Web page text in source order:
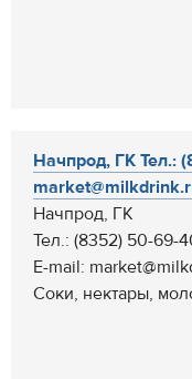
Начпрод, ГК Тел.:
Начпрод, ГК
Тел.: (8352) 50-69-
E-mail:
Соки, нектары,